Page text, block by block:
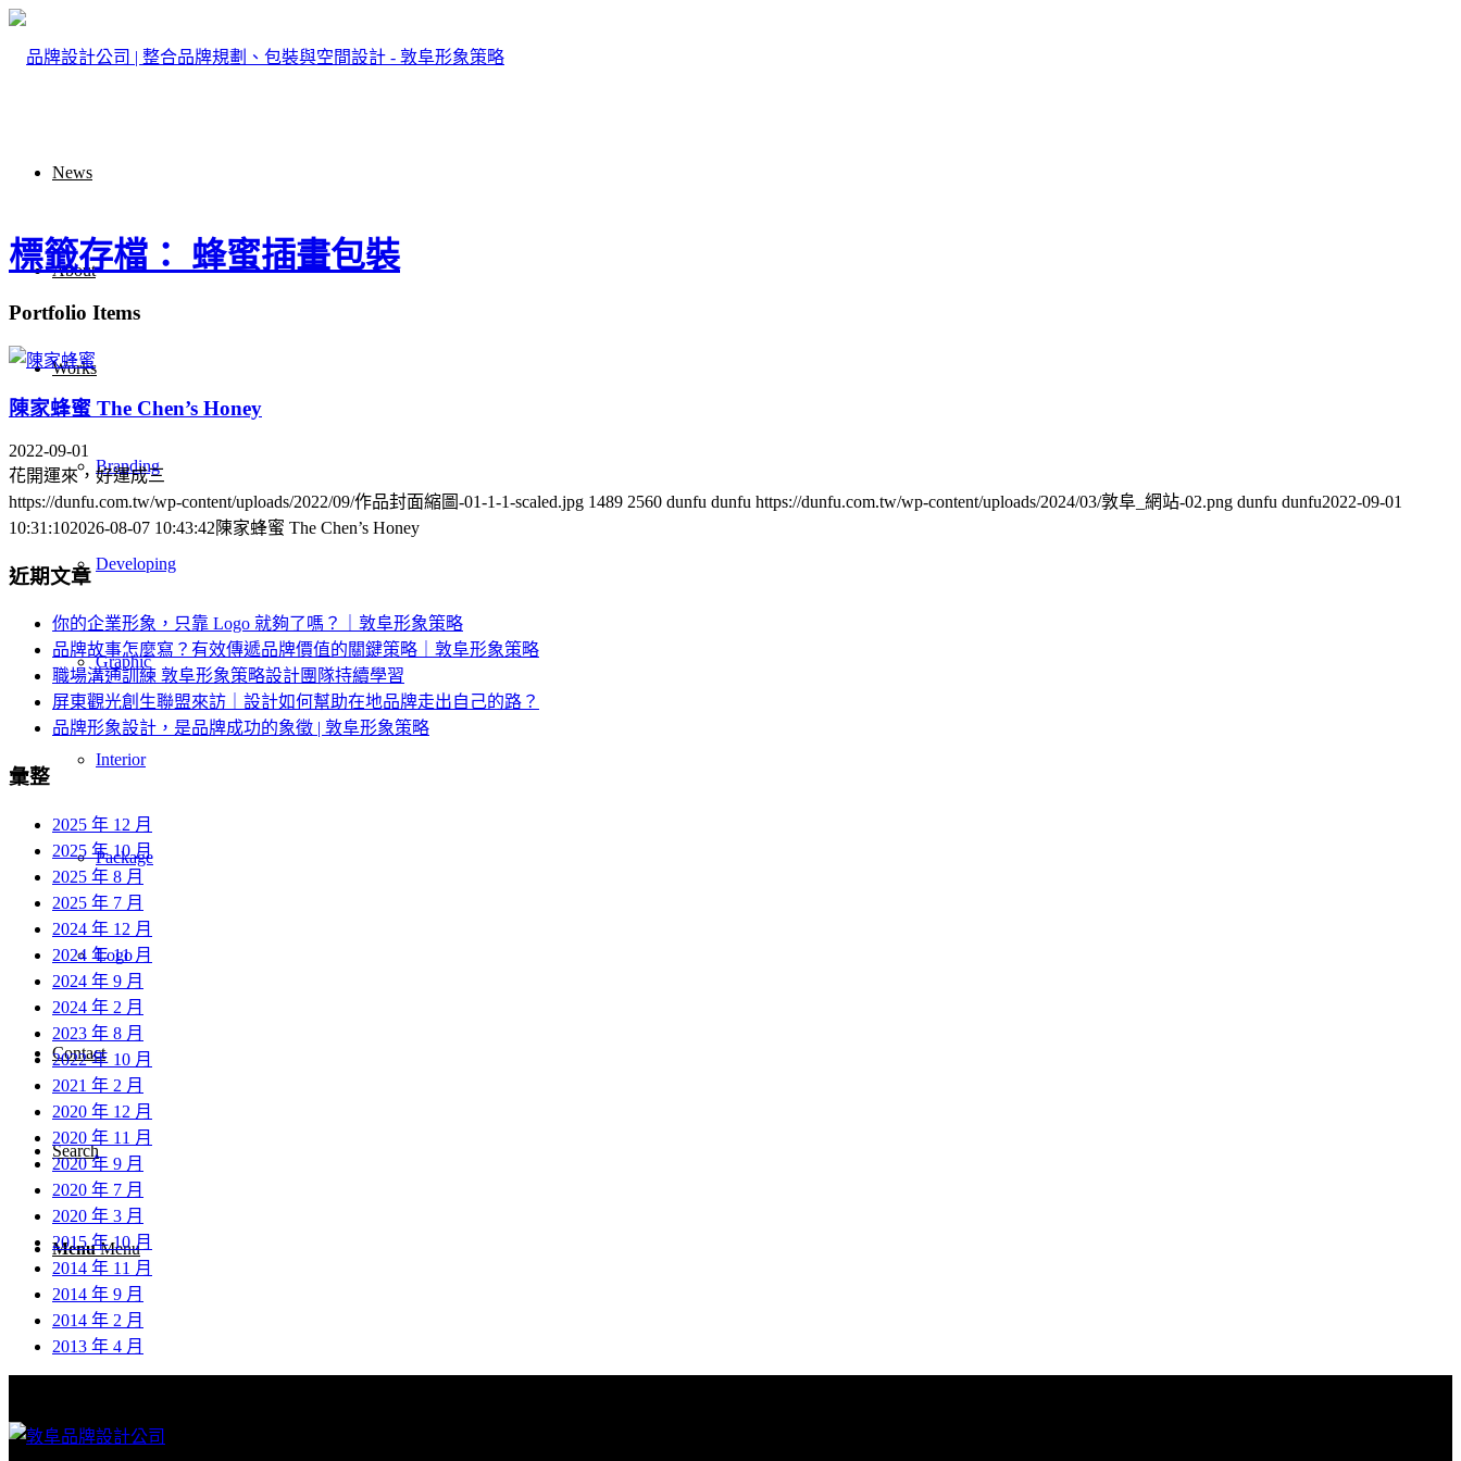
News
About
Works
Branding
Developing
Graphic
Interior
Package
Logo
Contact
Search
Menu Menu
標籤存檔： 蜂蜜插畫包裝
Portfolio Items
陳家蜂蜜 The Chen’s Honey
2022-09-01
花開運來，好運成三
https://dunfu.com.tw/wp-content/uploads/2022/09/作品封面縮圖-01-1-1-scaled.jpg 1489 2560 dunfu dunfu https://dunfu.com.tw/wp-content/uploads/2024/03/敦阜_網站-02.png dunfu dunfu2022-09-01
10:31:102026-08-07 10:43:42 陳家蜂蜜 The Chen’s Honey
近期文章
你的企業形象，只靠 Logo 就夠了嗎？｜敦阜形象策略
品牌故事怎麼寫？有效傳遞品牌價值的關鍵策略｜敦阜形象策略
職場溝通訓練 敦阜形象策略設計團隊持續學習
屏東觀光創生聯盟來訪｜設計如何幫助在地品牌走出自己的路？
品牌形象設計，是品牌成功的象徵 | 敦阜形象策略
彙整
2025 年 12 月
2025 年 10 月
2025 年 8 月
2025 年 7 月
2024 年 12 月
2024 年 11 月
2024 年 9 月
2024 年 2 月
2023 年 8 月
2022 年 10 月
2021 年 2 月
2020 年 12 月
2020 年 11 月
2020 年 9 月
2020 年 7 月
2020 年 3 月
2015 年 10 月
2014 年 11 月
2014 年 9 月
2014 年 2 月
2013 年 4 月